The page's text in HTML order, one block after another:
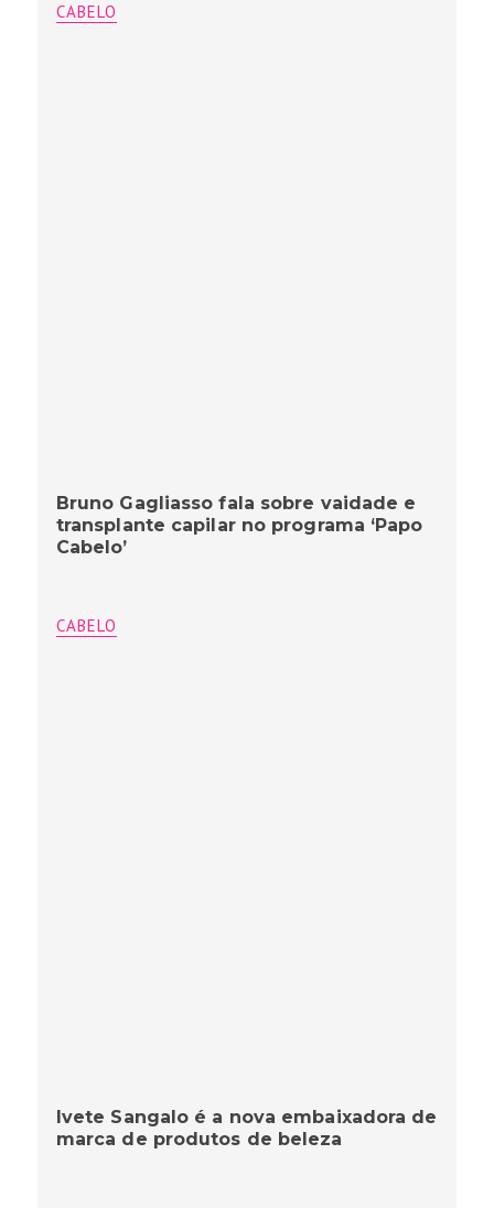
CABELO
Bruno Gagliasso fala sobre vaidade e
transplante capilar no programa ‘Papo
Cabelo’
CABELO
Ivete Sangalo é a nova embaixadora de
marca de produtos de beleza